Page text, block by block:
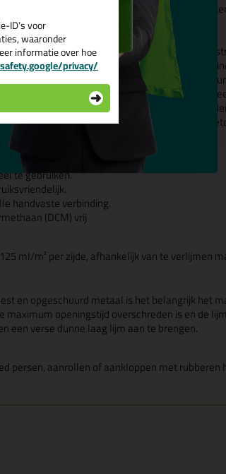
leder, textiel, rubbers, tapijt, kurk en
klussen zoals het lijmen van decoratie.
van de meeste kunststoffen.
verlijmingen van diverse materialen,
(Formica®, Resopal®,…), kantenband,
stoffering, textiel, vilt, leder, kurk, rubber,
rubbers, isolatiemateriaal (niet voor
(altijd eerst testen), … zowel op zichzelf,
hout, spaanplaat, metaal, pleisterwerk,
met een goede en snelle hechting.
te gebruiken.
handvaste verbinding.
(DCM) vrij
ml/m² per zijde, afhankelijk van te verlijmen
en opgeschuurd metaal is het belangrijk het
maximum openingstijd overschreden is en de
een verse dunne laag lijm aan te brengen.
persen, aanrollen of aankloppen met rubberen
ID’s voor
waaronder
informatie over hoe
privacy/